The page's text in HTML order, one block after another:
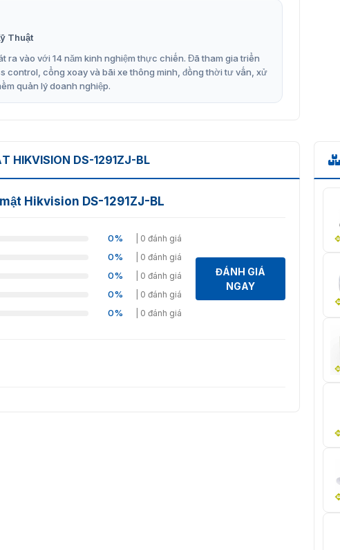
gọn, giá treo phù hợp với mọi không gian và không
đây là các đặc điểm chính của model này:.
giá đỡ trên bàn.
1291ZJ-BL uy tín
camera DS-1291ZJ-BL chính hãng với giá cả cạnh
mắc miễn phí qua hotline 093.6611.372. Hãy liên hệ
báo giá sớm nhất!
Thuật
ra vào với 14 năm kinh nghiệm thực chiến. Đã tham gia triển
control, cổng xoay và bãi xe thông minh, đồng thời tư vấn, xử
quản lý doanh nghiệp.
HIKVISION DS-1291ZJ-BL
Hikvision DS-1291ZJ-BL
0% | 0 đánh giá
0% | 0 đánh giá
0% | 0 đánh giá
0% | 0 đánh giá
0% | 0 đánh giá
ĐÁNH GIÁ
NGAY